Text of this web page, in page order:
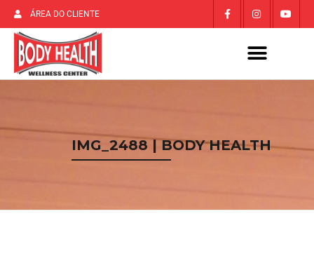
ÁREA DO CLIENTE
IMG_2488 | BODY HEALTH